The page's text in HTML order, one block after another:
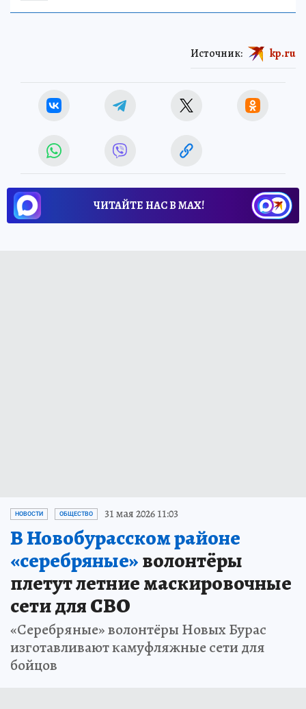
Источник: kp.ru
ЧИТАЙТЕ НАС В МАХ!
НОВОСТИ ОБЩЕСТВО 31 мая 2026 11:03
В Новобурасском районе
«серебряные»волонтёры
плетут летние маскировочные
сети для СВО
«Серебряные» волонтёры Новых Бурас
изготавливают камуфляжные сети для
бойцов